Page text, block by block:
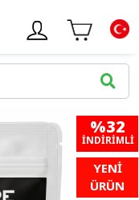
%32
İNDIRIMLI
YENİ
ÜRÜN